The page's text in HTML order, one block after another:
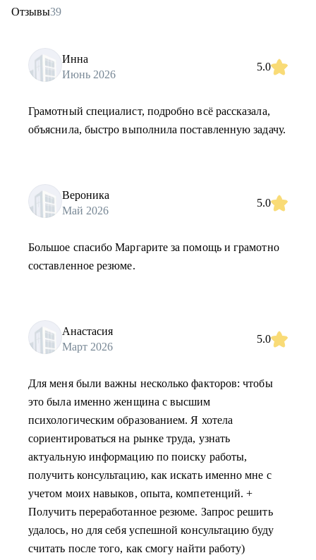
Отзывы39
Инна
Июнь 2026
5.0
Грамотный специалист, подробно всё рассказала,
объяснила, быстро выполнила поставленную задачу.
Вероника
Май 2026
5.0
Большое спасибо Маргарите за помощь и грамотно
составленное резюме.
Анастасия
Март 2026
5.0
Для меня были важны несколько факторов: чтобы
это была именно женщина с высшим
психологическим образованием. Я хотела
сориентироваться на рынке труда, узнать
актуальную информацию по поиску работы,
получить консультацию, как искать именно мне с
учетом моих навыков, опыта, компетенций. +
Получить переработанное резюме. Запрос решить
удалось, но для себя успешной консультацию буду
считать после того, как смогу найти работу)